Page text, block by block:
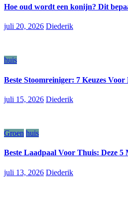
Hoe oud wordt een konijn? Dit
juli 20, 2026 Diederik
huis
Beste Stoomreiniger: 7 Keuzes
juli 15, 2026 Diederik
Groen huis
Beste Laadpaal Voor Thuis: Deze 5
juli 13, 2026 Diederik